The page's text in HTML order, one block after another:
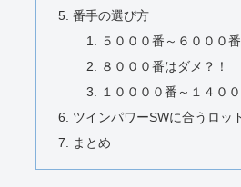
番手の選び方
５０００番～６０００番
８０００番はダメ？！
１００００番～１４０
ツインパワーSWに合うロッ
まとめ